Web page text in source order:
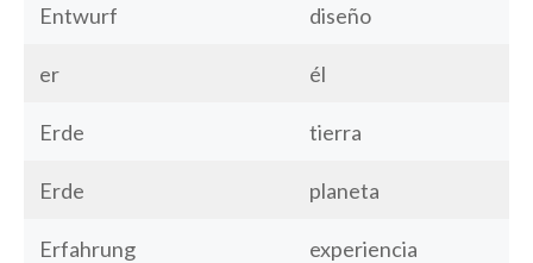
Entwurf diseño
er él
Erde tierra
Erde planeta
Erfahrung experiencia